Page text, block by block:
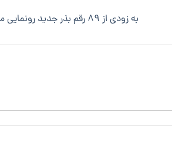
به زودی از ۸۹ رقم بذر جدید رونمایی می‌شود